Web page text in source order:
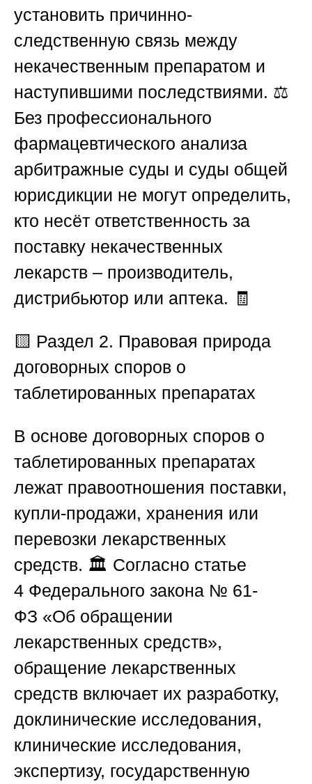
установить причинно-
следственную связь между
некачественным препаратом и
наступившими последствиями. ⚖️
Без профессионального
фармацевтического анализа
арбитражные суды и суды общей
юрисдикции не могут определить,
кто несёт ответственность за
поставку некачественных
лекарств – производитель,
дистрибьютор или аптека. 🧾
🟨 Раздел 2. Правовая природа
договорных споров о
таблетированных препаратах
В основе договорных споров о
таблетированных препаратах
лежат правоотношения поставки,
купли-продажи, хранения или
перевозки лекарственных
средств. 🏛️ Согласно статье
4 Федерального закона № 61-
ФЗ «Об обращении
лекарственных средств»,
обращение лекарственных
средств включает их разработку,
доклинические исследования,
клинические исследования,
экспертизу, государственную